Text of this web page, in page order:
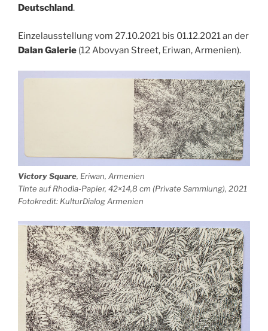
Deutschland.
Einzelausstellung vom 27.10.2021 bis 01.12.2021 an der
Dalan Galerie (12 Abovyan Street, Eriwan, Armenien).
Victory Square, Eriwan, Armenien
Tinte auf Rhodia-Papier, 42×14,8 cm (Private Sammlung), 2021
Fotokredit: KulturDialog Armenien